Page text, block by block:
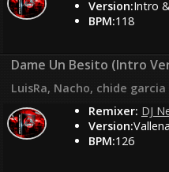
Version:Intro
BPM:118
Dame Un Besito (Intro
LuisRa, Nacho, chide garcia
Remixer: DJ
Version:
BPM:126